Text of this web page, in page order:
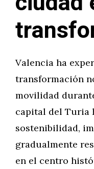
Valencia ha
transformación
movilidad
capital del Turia
sostenibilidad,
gradualmente
en el centro